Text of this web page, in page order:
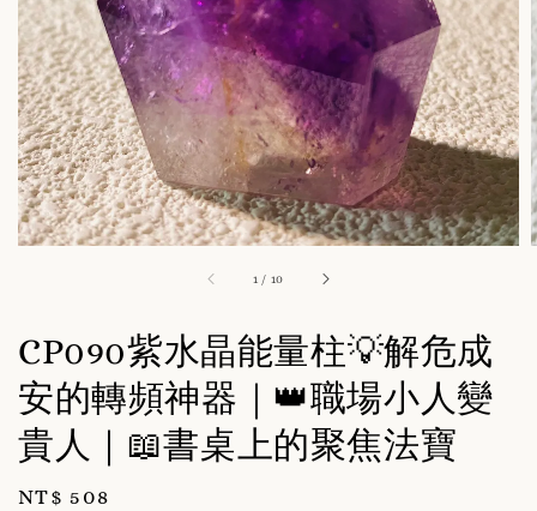
1 / 10
CP090紫水晶能量柱💡解危成
安的轉頻神器｜👑職場小人變
貴人｜📖書桌上的聚焦法寶
Regular
NT$ 508